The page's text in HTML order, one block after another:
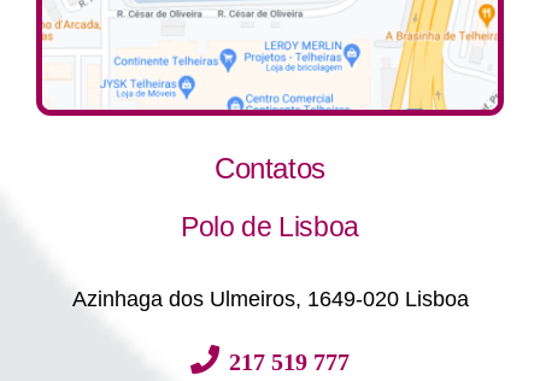
Contatos
Polo de Lisboa
Azinhaga dos Ulmeiros, 1649-020 Lisboa
217 519 777